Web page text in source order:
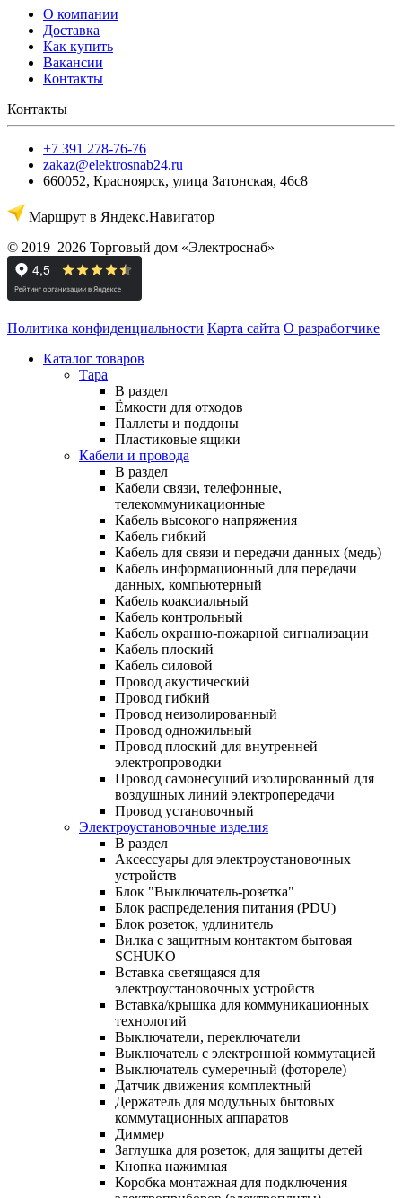
О компании
Доставка
Как купить
Вакансии
Контакты
Контакты
+7 391 278-76-76
zakaz@elektrosnab24.ru
660052, Красноярск, улица Затонская, 46с8
Маршрут в Яндекс.Навигатор
© 2019–2026 Торговый дом «Электроснаб»
Политика конфиденциальности Карта сайта О разработчике
Каталог товаров
Тара
В раздел
Ёмкости для отходов
Паллеты и поддоны
Пластиковые ящики
Кабели и провода
В раздел
Кабели связи, телефонные,
телекоммуникационные
Кабель высокого напряжения
Кабель гибкий
Кабель для связи и передачи данных (медь)
Кабель информационный для передачи
данных, компьютерный
Кабель коаксиальный
Кабель контрольный
Кабель охранно-пожарной сигнализации
Кабель плоский
Кабель силовой
Провод акустический
Провод гибкий
Провод неизолированный
Провод одножильный
Провод плоский для внутренней
электропроводки
Провод самонесущий изолированный для
воздушных линий электропередачи
Провод установочный
Электроустановочные изделия
В раздел
Аксессуары для электроустановочных
устройств
Блок "Выключатель-розетка"
Блок распределения питания (PDU)
Блок розеток, удлинитель
Вилка с защитным контактом бытовая
SCHUKO
Вставка светящаяся для
электроустановочных устройств
Вставка/крышка для коммуникационных
технологий
Выключатели, переключатели
Выключатель с электронной коммутацией
Выключатель сумеречный (фотореле)
Датчик движения комплектный
Держатель для модульных бытовых
коммутационных аппаратов
Диммер
Заглушка для розеток, для защиты детей
Кнопка нажимная
Коробка монтажная для подключения